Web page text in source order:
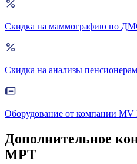
Скидка на маммографию по
Скидка на анализы
Оборудование от компании MV
Дополнительное
МРТ